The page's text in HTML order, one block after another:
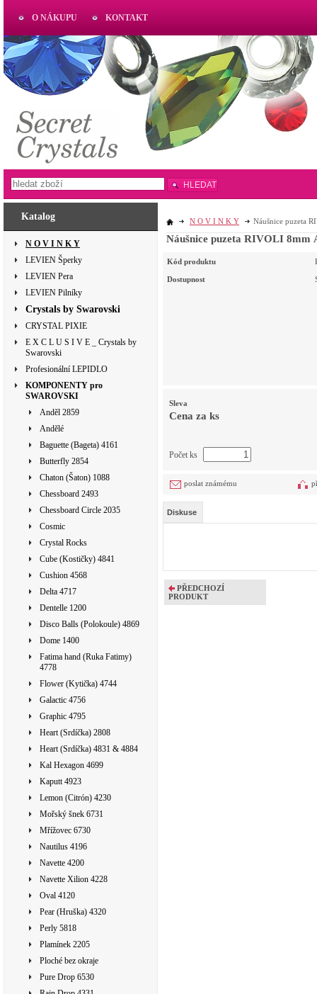
Katalog
N O V I N K Y
LEVIEN Šperky
LEVIEN Pera
LEVIEN Pilníky
Crystals by Swarovski
CRYSTAL PIXIE
E X C L U S I V E _ Crystals by
Swarovski
Profesionální LEPIDLO
KOMPONENTY pro
SWAROVSKI
Anděl 2859
Andělé
Baguette (Bageta) 4161
Butterfly 2854
Chaton (Šaton) 1088
Chessboard 2493
Chessboard Circle 2035
Cosmic
Crystal Rocks
Cube (Kostičky) 4841
Cushion 4568
Delta 4717
Dentelle 1200
Disco Balls (Polokoule) 4869
Dome 1400
Fatima hand (Ruka Fatimy)
4778
Flower (Kytička) 4744
Galactic 4756
Graphic 4795
Heart (Srdíčka) 2808
Heart (Srdíčka) 4831 & 4884
Kal Hexagon 4699
Kaputt 4923
Lemon (Citrón) 4230
Mořský šnek 6731
Mřížovec 6730
Nautilus 4196
Navette 4200
Navette Xilion 4228
Oval 4120
Pear (Hruška) 4320
Perly 5818
Plamínek 2205
Ploché bez okraje
Pure Drop 6530
N O V I N K Y Náušnice puzeta
Náušnice
Kód produktu
Dostupnost
Sleva
Cena za ks
Počet ks
poslat známému
Diskuse
PŘEDCHOZÍ
PRODUKT
O NÁKUPU KONTAKT
AKTUAL
www.aktual-koralky.cz
HLEDAT